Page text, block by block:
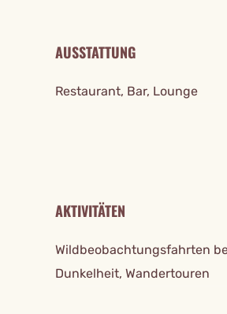
AUSSTATTUNG
Restaurant, Bar, Lounge
AKTIVITÄTEN
Wildbeobachtungsfahrten
Dunkelheit, Wandertouren